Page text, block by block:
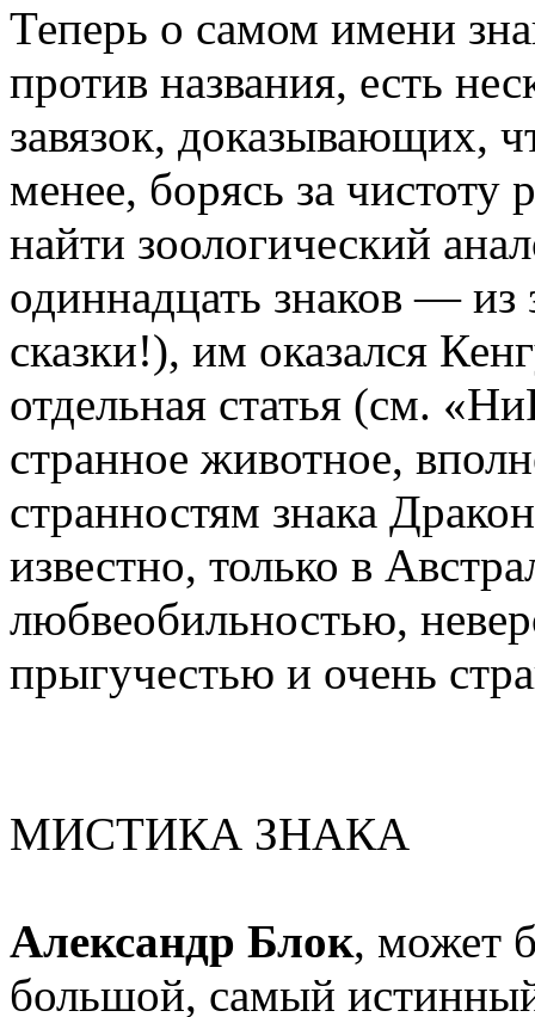
Теперь о самом имени
против названия, есть
завязок, доказывающих,
менее, борясь за
найти зоологический
одиннадцать знаков —
сказки!), им оказался
отдельная статья (см.
странное животное,
странностям знака
известно, только в
любвеобильностью,
прыгучестью и очень
МИСТИКА ЗНАКА
Александр Блок, может
большой, самый